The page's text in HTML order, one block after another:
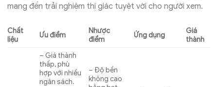
mang đến trải nghiệm thị giác tuyệt vời cho người xem.
Chất
liệu
Ưu điểm
Nhược
điểm
Ứng dụng
Giá
thành
– Giá thành
thấp, phù
hợp với nhiều
ngân sách.
– Độ bền
không cao